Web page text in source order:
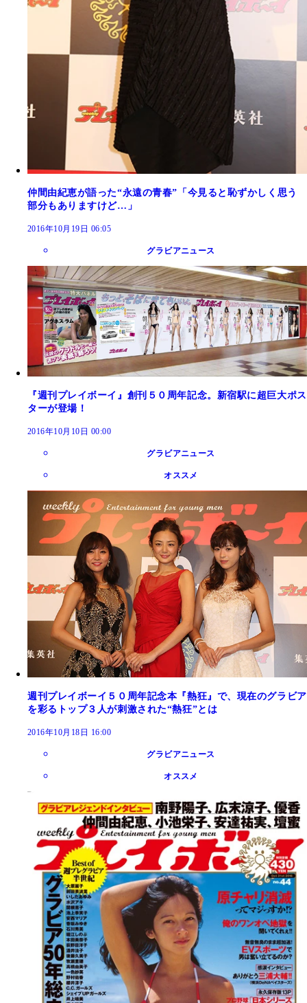
仲間由紀恵が語った“永遠の青春”「今見ると恥ずかしく思う
部分もありますけど…」
2016年10月19日 06:05
グラビアニュース
『週刊プレイボーイ』創刊５０周年記念。新宿駅に超巨大ポス
ターが登場！
2016年10月10日 00:00
グラビアニュース
オススメ
週刊プレイボーイ５０周年記念本『熱狂』で、現在のグラビア
を彩るトップ３人が刺激された“熱狂”とは
2016年10月18日 16:00
グラビアニュース
オススメ